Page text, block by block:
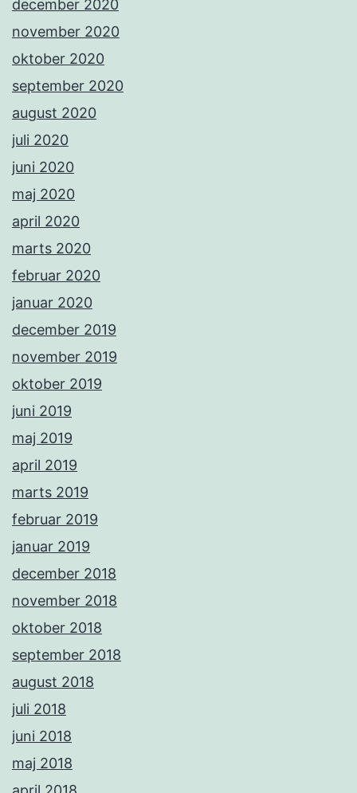
december 2020
november 2020
oktober 2020
september 2020
august 2020
juli 2020
juni 2020
maj 2020
april 2020
marts 2020
februar 2020
januar 2020
december 2019
november 2019
oktober 2019
juni 2019
maj 2019
april 2019
marts 2019
februar 2019
januar 2019
december 2018
november 2018
oktober 2018
september 2018
august 2018
juli 2018
juni 2018
maj 2018